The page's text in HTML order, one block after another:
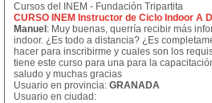
Cursos del INEM - Fundación Tripartita
CURSO INEM Instructor de Ciclo Indoor A
Manuel : Muy buenas, querría recibir más
indoor. ¿Es todo a distancia? ¿Es
hacer para inscribirme y cuales son los
tiene este curso para una para la
saludo y muchas gracias
Usuario en provincia: GRANADA
Usuario en ciudad: